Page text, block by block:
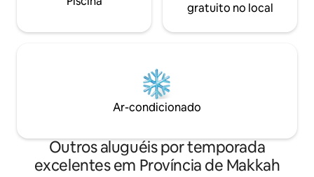
gratuito no local
Ar-condicionado
Outros aluguéis por temporada
excelentes em Província de Makkah